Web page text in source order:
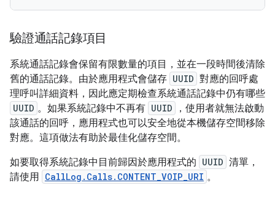
驗證通話記錄項目
系統通話記錄會保留有限數量的項目，並在一段時間後清除
舊的通話記錄。由於應用程式會儲存 UUID 對應的回呼處
理呼叫詳細資料，因此應定期檢查系統通話記錄中仍有哪些
UUID 。如果系統記錄中不再有 UUID
，使用者就無法啟動
該通話的回呼，應用程式也可以安全地從本機儲存空間移除
對應。這項做法有助於最佳化儲存空間。
如要取得系統記錄中目前歸因於應用程式的 UUID 清單，
請使用 CallLog.Calls.CONTENT_VOIP_URI 。